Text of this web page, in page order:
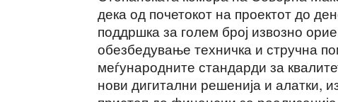
дека од почетокот на проектот до
поддршка за голем број извозно
обезбедување техничка и стручна
меѓународните стандарди за
нови дигитални решенија и алатки,